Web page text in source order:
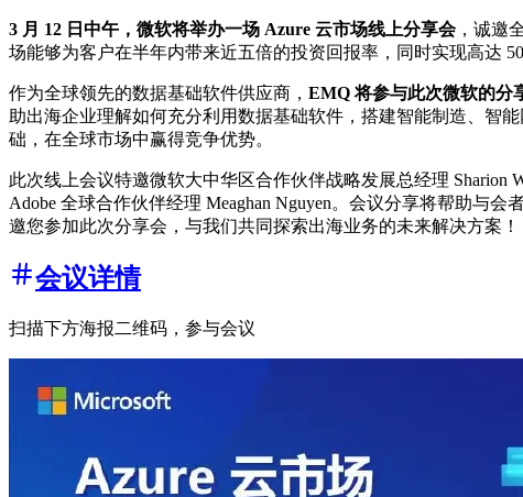
3 月 12 日中午，微软将举办一场 Azure 云市场线上分享会，诚邀
场能够为客户在半年内带来近五倍的投资回报率，同时实现高达
作为全球领先的数据基础软件供应商， EMQ 将参与此次微软的分
助出海企业理解如何充分利用数据基础软件，搭建智能制造、智
础，在全球市场中赢得竞争优势。
此次线上会议特邀微软大中华区合作伙伴战略发展总经理 Sharion
Adobe 全球合作伙伴经理 Meaghan Nguyen。会议分享将帮助与
邀您参加此次分享会，与我们共同探索出海业务的未来解决方案！
会议详情
扫描下方海报二维码，参与会议